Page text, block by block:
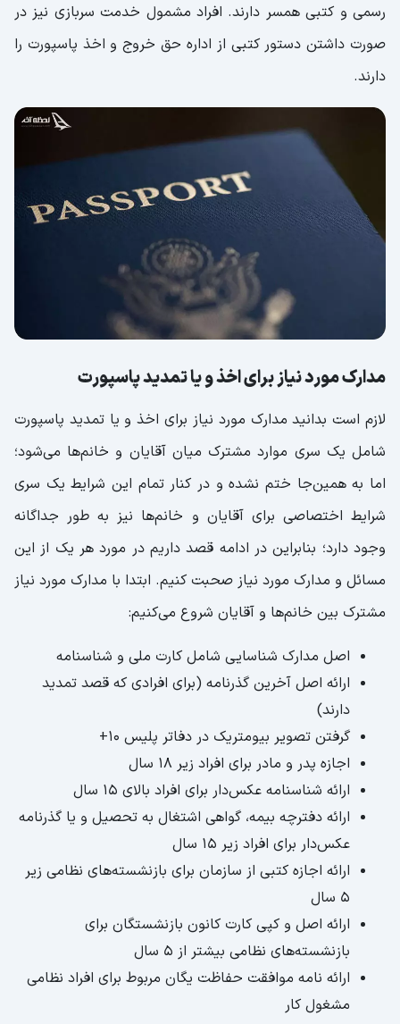
رسمی و کتبی همسر دارند. افراد مشمول خدمت سربازی نیز در
صورت داشتن دستور کتبی از اداره حق خروج و اخذ پاسپورت را
دارند.
مدارک مورد نیاز برای اخذ و یا تمدید پاسپورت
لازم است بدانید مدارک مورد نیاز برای اخذ و یا تمدید پاسپورت
شامل یک سری موارد مشترک میان آقایان و خانم‌ها می‌شود؛
اما به همین‌جا ختم نشده و در کنار تمام این شرایط یک سری
شرایط اختصاصی برای آقایان و خانم‌ها نیز به طور جداگانه
وجود دارد؛ بنابراین در ادامه قصد داریم در مورد هر یک از این
مسائل و مدارک مورد نیاز صحبت کنیم. ابتدا با مدارک مورد نیاز
مشترک بین خانم‌ها و آقایان شروع می‌کنیم:
اصل مدارک شناسایی شامل کارت ملی و شناسنامه
ارائه اصل آخرین گذرنامه (برای افرادی که قصد تمدید
دارند)
گرفتن تصویر بیومتریک در دفاتر پلیس 10+
اجازه پدر و مادر برای افراد زیر 18 سال
ارائه شناسنامه عکس‌دار برای افراد بالای 15 سال
ارائه دفترچه بیمه، گواهی اشتغال به تحصیل و یا گذرنامه
عکس‌دار برای افراد زیر 15 سال
ارائه اجازه کتبی از سازمان برای بازنشسته‌های نظامی زیر
5 سال
ارائه اصل و کپی کارت کانون بازنشستگان برای
بازنشسته‌های نظامی بیشتر از 5 سال
ارائه نامه موافقت حفاظت یگان مربوط برای افراد نظامی
مشغول کار